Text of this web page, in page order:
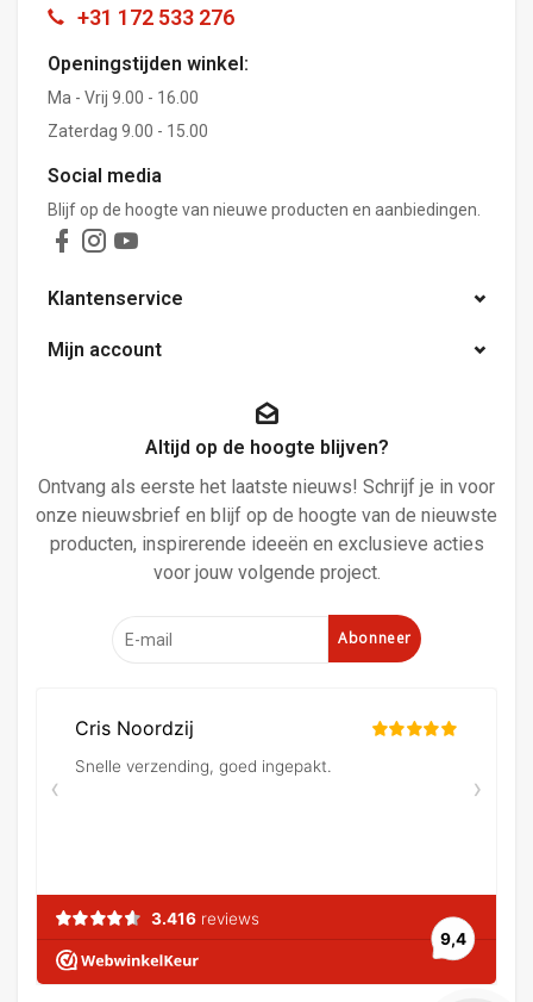
+31 172 533 276
Openingstijden winkel:
Ma - Vrij 9.00 - 16.00
Zaterdag 9.00 - 15.00
Social media
Blijf op de hoogte van nieuwe producten en aanbiedingen.
Klantenservice
Mijn account
Altijd op de hoogte blijven?
Ontvang als eerste het laatste nieuws! Schrijf je in voor
onze nieuwsbrief en blijf op de hoogte van de nieuwste
producten, inspirerende ideeën en exclusieve acties
voor jouw volgende project.
Abonneer